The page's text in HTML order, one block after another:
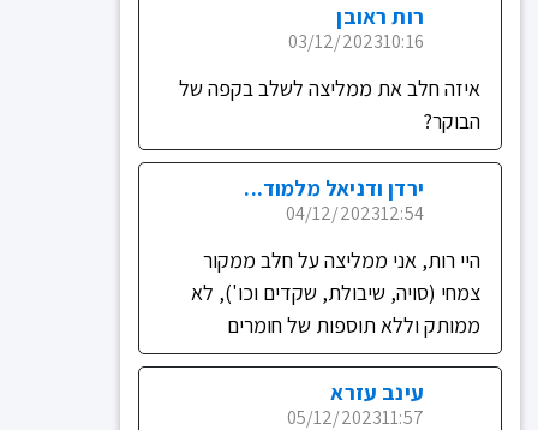
רות ראובן
10:16
03/12/2023
איזה חלב את ממליצה לשלב בקפה של
הבוקר?
ירדן ודניאל מלמוד...
12:54
04/12/2023
היי רות, אני ממליצה על חלב ממקור
צמחי (סויה, שיבולת, שקדים וכו'), לא
ממותק וללא תוספות של חומרים
עינב עזרא
11:57
05/12/2023